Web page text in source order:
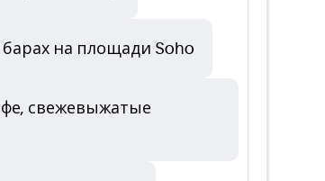
барах на площади Soho
свежевыжатые